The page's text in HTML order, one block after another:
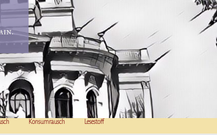
Konsumrausch
Lesestoff